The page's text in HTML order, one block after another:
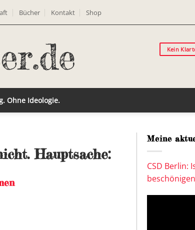
Bücher Kontakt Shop
Kein
Ohne Ideologie.
Hauptsache:
Meine
CSD Berlin: